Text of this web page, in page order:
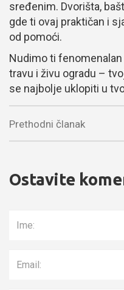
sređenim. Dvorišta,
gde ti ovaj praktičan i
od pomoći.
Nudimo ti
travu i živu ogradu –
se najbolje uklopiti u
Prethodni članak
Ostavite